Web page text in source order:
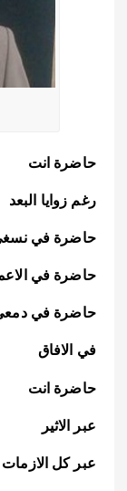
حاضرة انت
رغم زوايا البعد
حاضرة في
حاضرة في
حاضرة في
في الافاق
حاضرة انت
عبر الاثير
عبر كل الازمات